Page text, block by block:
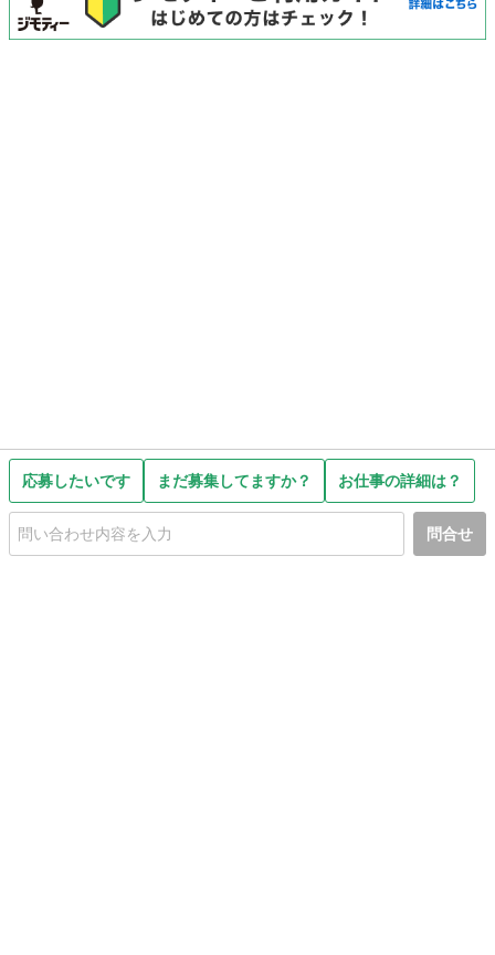
応募したいです まだ募集してますか？ お仕事の詳細は？
問合せ